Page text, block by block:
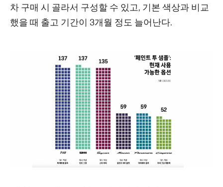
차 구매 시 골라서 구성할 수 있고, 기본 색상과 비교
했을 때 출고 기간이 3개월 정도 늘어난다.